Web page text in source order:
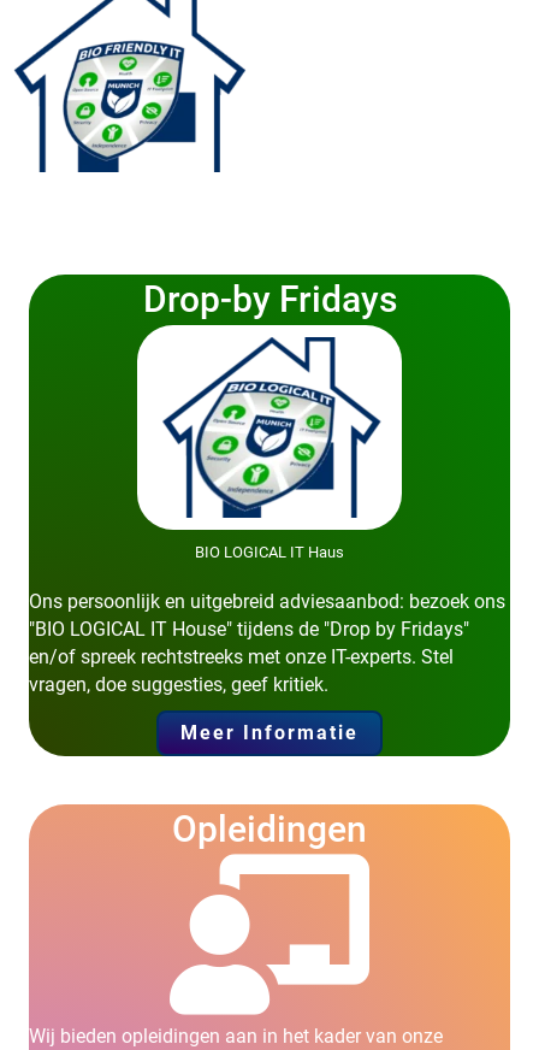
Drop-by Fridays
BIO LOGICAL IT Haus
Ons persoonlijk en uitgebreid adviesaanbod: bezoek ons
"BIO LOGICAL IT House" tijdens de "Drop by Fridays"
en/of spreek rechtstreeks met onze IT-experts. Stel
vragen, doe suggesties, geef kritiek.
Meer Informatie
Opleidingen
Wij bieden opleidingen aan in het kader van onze